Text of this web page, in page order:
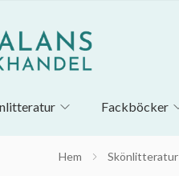
Fackböcker
Hem Skönlitteratur